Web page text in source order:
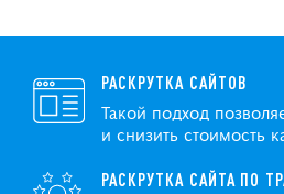
РАСКРУТКА САЙТОВ
Такой подход
и снизить стоимость
РАСКРУТКА САЙТА ПО